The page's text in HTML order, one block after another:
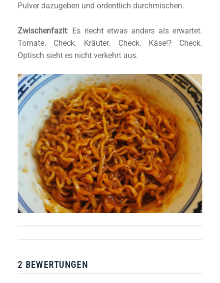
Pulver dazugeben und ordentlich durchmischen.
Zwischenfazit: Es riecht etwas anders als erwartet.
Tomate. Check. Kräuter. Check. Käse!? Check.
Optisch sieht es nicht verkehrt aus.
2 BEWERTUNGEN